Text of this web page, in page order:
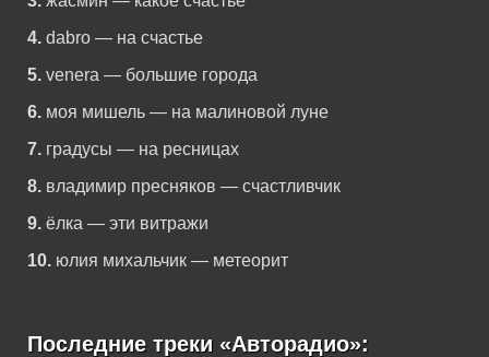
4. dabro — на счастье
5. venera — большие города
6. моя мишель — на малиновой луне
7. градусы — на ресницах
8. владимир пресняков — счастливчик
9. ёлка — эти витражи
10. юлия михальчик — метеорит
Последние треки «Авторадио»: